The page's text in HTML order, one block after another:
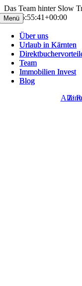
Skip
to
content
Menü
Über uns
Urlaub in Kärnten
Team
Immobilien Invest
Blog
Menü
Über uns
Urlaub in Kärnten
Team
Immobilien Invest
Blog
Alle
Das Team hinter Slow
29T05:55:41+00:00